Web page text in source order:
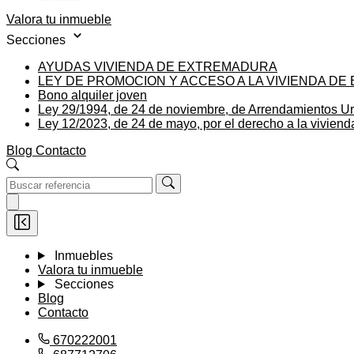
Valora tu inmueble
Secciones
AYUDAS VIVIENDA DE EXTREMADURA
LEY DE PROMOCION Y ACCESO A LA VIVIENDA
Bono alquiler joven
Ley 29/1994, de 24 de noviembre, de Arrendamientos
Ley 12/2023, de 24 de mayo, por el derecho a la
Blog Contacto
Inmuebles
Valora tu inmueble
Secciones
Blog
Contacto
670222001